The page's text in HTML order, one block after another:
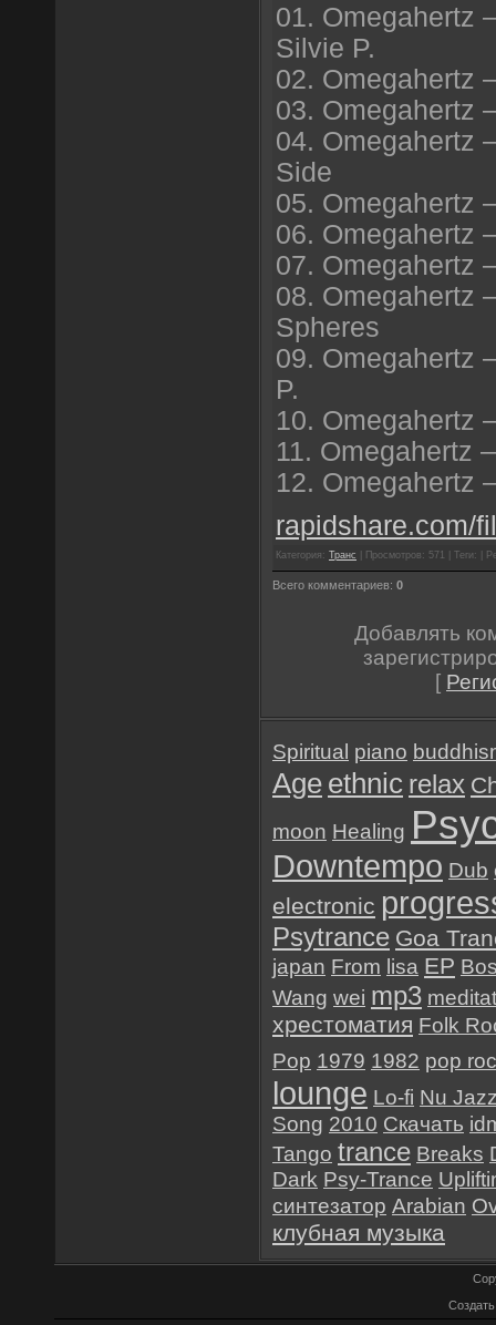
01. Omegahertz
Silvie P.
02. Omegahertz
03. Omegahertz
04. Omegahertz
Side
05. Omegahertz
06. Omegahertz
07. Omegahertz
08. Omegahertz
Spheres
09. Omegahertz
P.
10. Omegahertz
11. Omegahertz
12. Omegahertz
rapidshare.com/
Категория: Транс | Просмотров: 571 | Теги: |
Всего комментариев: 0
Добавлять
[
Spiritual piano
Age ethnic relax
moon Healing
Downtempo Dub
electronic
Psytrance Goa
japan From lisa EP
Wang wei mp3
хрестоматия Folk
Pop 1979 1982 pop
lounge Lo-fi Nu
Song 2010 Скачать
Tango trance Breaks
Dark Psy-Trance
синтезатор Arabian
клубная музыка